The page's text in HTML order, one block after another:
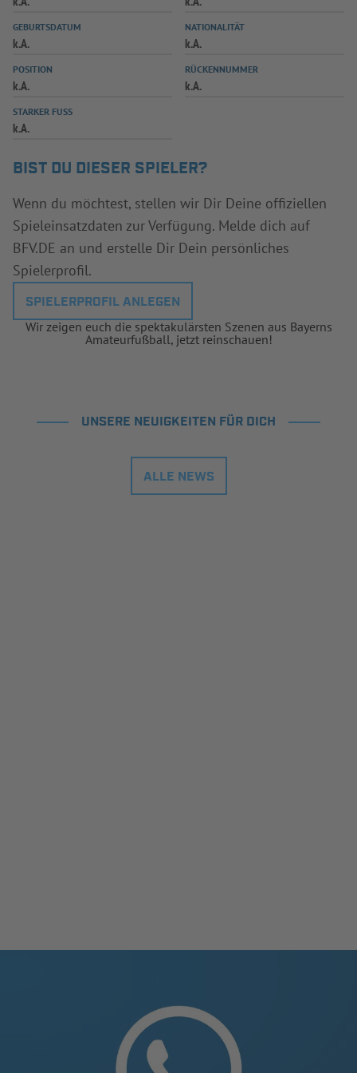
SPIELPLUS
GEBURTSDATUM
k.A.
NATIONALITÄT
k.A.
POSITION
k.A.
RÜCKENNUMMER
k.A.
STARKER FUSS
k.A.
BIST DU DIESER SPIELER?
Wenn du möchtest, stellen wir Dir Deine offiziellen
Spieleinsatzdaten zur Verfügung. Melde dich auf
BFV.DE an und erstelle Dir Dein persönliches
Spielerprofil.
SPIELERPROFIL ANLEGEN
Wir zeigen euch die spektakulärsten Szenen aus Bayerns
Amateurfußball, jetzt reinschauen!
UNSERE NEUIGKEITEN FÜR DICH
ALLE NEWS